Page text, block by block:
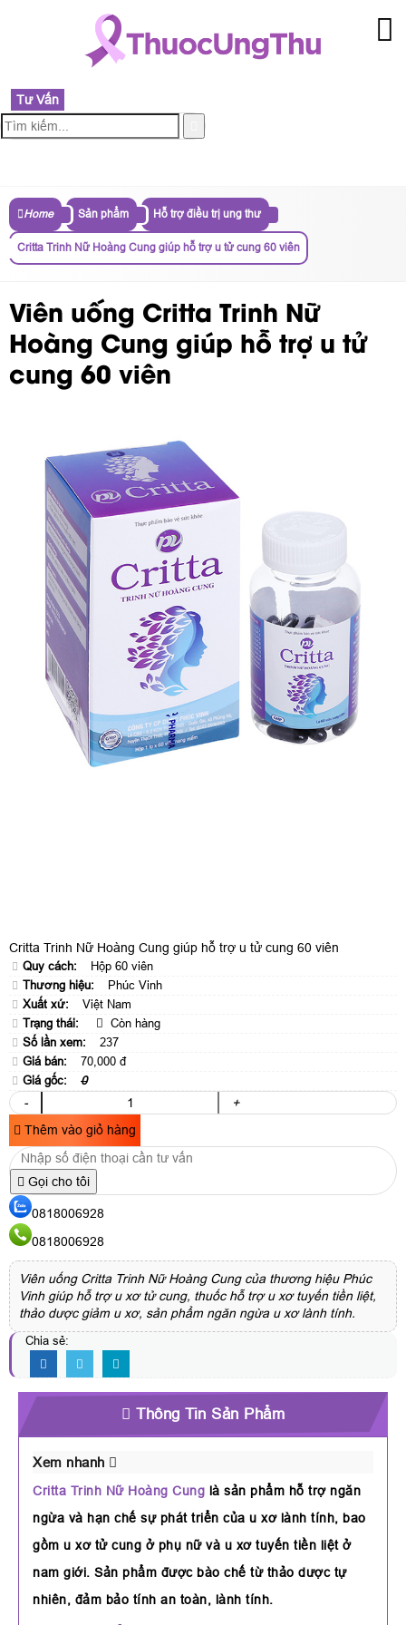
Tư Vấn
Home Sản phẩm Hỗ trợ điều trị ung thư
Critta Trinh Nữ Hoàng Cung giúp hỗ trợ u tử cung 60 viên
Viên uống Critta Trinh Nữ
Hoàng Cung giúp hỗ trợ u tử
cung 60 viên
Critta Trinh Nữ Hoàng Cung giúp hỗ trợ u tử cung 60 viên
Quy cách:
Hộp 60 viên
Thương hiệu:
Phúc Vinh
Xuất xứ:
Việt Nam
Trạng thái:
Còn hàng
Số lần xem:
237
Giá bán:
70,000 đ
Giá gốc:
0
-
+
Thêm vào giỏ hàng
Gọi cho tôi
0818006928
0818006928
Viên uống Critta Trinh Nữ Hoàng Cung của thương hiệu Phúc
Vinh giúp hỗ trợ u xơ tử cung, thuốc hỗ trợ u xơ tuyến tiền liệt,
thảo dược giảm u xơ, sản phẩm ngăn ngừa u xơ lành tính.
Chia sẻ:
Thông Tin Sản Phẩm
Xem nhanh
Critta Trinh Nữ Hoàng Cung là sản phẩm hỗ trợ ngăn
ngừa và hạn chế sự phát triển của u xơ lành tính, bao
gồm u xơ tử cung ở phụ nữ và u xơ tuyến tiền liệt ở
nam giới. Sản phẩm được bào chế từ thảo dược tự
nhiên, đảm bảo tính an toàn, lành tính.